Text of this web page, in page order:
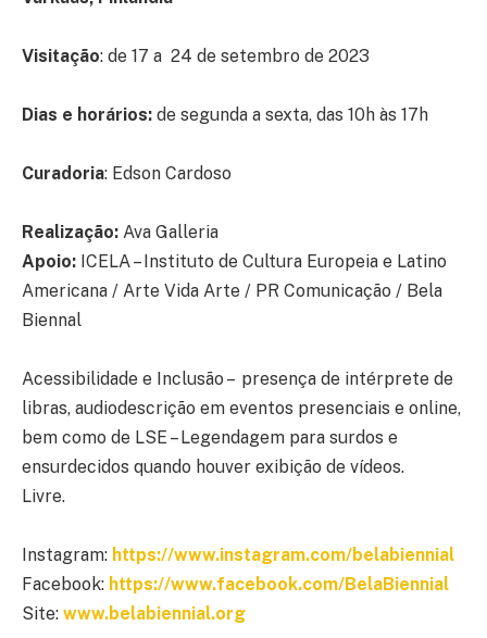
Visitação: de 17 a 24 de setembro de 2023
Dias e horários: de segunda a sexta, das 10h às 17h
Curadoria: Edson Cardoso
Realização: Ava Galleria
Apoio: ICELA – Instituto de Cultura Europeia e Latino
Americana / Arte Vida Arte / PR Comunicação / Bela
Biennal
Acessibilidade e Inclusão – presença de intérprete de
libras, audiodescrição em eventos presenciais e online,
bem como de LSE – Legendagem para surdos e
ensurdecidos quando houver exibição de vídeos.
Livre.
Instagram: https://www.instagram.com/belabiennial
Facebook: https://www.facebook.com/BelaBiennial
Site: www.belabiennial.org